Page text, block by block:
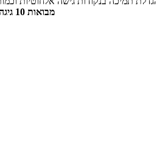
+ 2 מבואות 10 גיגה אופטי